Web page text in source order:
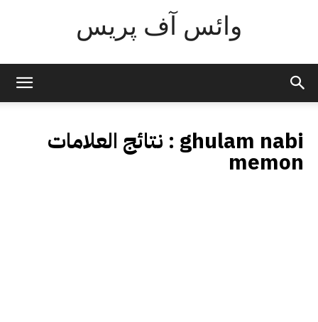
وائس آف پریس
نتائج العلامات : ghulam nabi
memon